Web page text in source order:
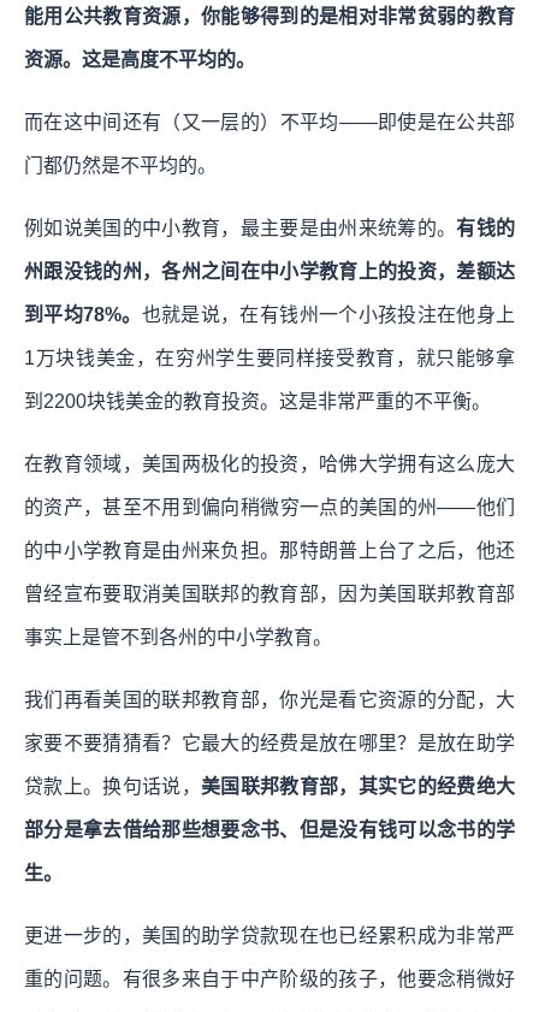
能用公共教育资源，你能够得到的是相对非常贫弱的教育
资源。这是高度不平均的。
而在这中间还有（又一层的）不平均——即使是在公共部
门都仍然是不平均的。
例如说美国的中小教育，最主要是由州来统筹的。有钱的
州跟没钱的州，各州之间在中小学教育上的投资，差额达
到平均78%。 也就是说，在有钱州一个小孩投注在他身上
1万块钱美金，在穷州学生要同样接受教育，就只能够拿
到2200块钱美金的教育投资。这是非常严重的不平衡。
在教育领域，美国两极化的投资，哈佛大学拥有这么庞大
的资产，甚至不用到偏向稍微穷一点的美国的州——他们
的中小学教育是由州来负担。那特朗普上台了之后，他还
曾经宣布要取消美国联邦的教育部，因为美国联邦教育部
事实上是管不到各州的中小学教育。
我们再看美国的联邦教育部，你光是看它资源的分配，大
家要不要猜猜看？它最大的经费是放在哪里？是放在助学
贷款上。换句话说， 美国联邦教育部，其实它的经费绝大
部分是拿去借给那些想要念书、但是没有钱可以念书的学
生。
更进一步的，美国的助学贷款现在也已经累积成为非常严
重的问题。有很多来自于中产阶级的孩子，他要念稍微好